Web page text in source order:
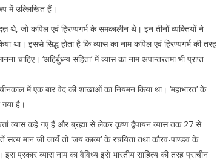
रूप में उल्लिखित हैं।
थे, जो कपिल एवं हिरण्यगर्भ के समकालीन थे। इन तीनों व्यक्तियों ने
इससे सिद्ध होता है कि व्यास का नाम कपिल एवं हिरण्यगर्भ की तरह
‘अहिर्बुध्न्य संहिता’ में व्यास का नाम अपान्तरतमा भी प्राप्त
में एक बार वेद की शाखाओं का नियमन किया था। ‘महाभारत’ के
है।
व्यास कहे गए हैं और ब्रह्मा से लेकर कृष्ण द्वैपायन व्यास तक 27 से
मान जी जायँ तो ‘जय काव्य’ के रचयिता तथा कौरव-पाण्डव के
प्रकार व्यास नाम का वैविध्य इसे भारतीय साहित्य की तरह प्राचीन